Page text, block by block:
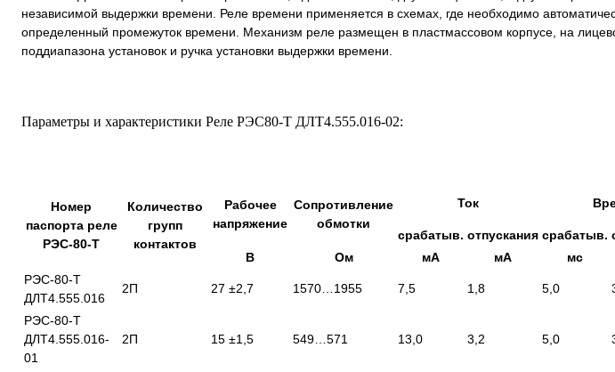
независимой выдержки времени. Реле времени применяется в схемах, где необходимо
определенный промежуток времени. Механизм реле размещен в пластмассовом корпусе, на
поддиапазона установок и ручка установки выдержки времени.
Параметры и характеристики Реле РЭС80-Т ДЛТ4.555.016-02:
Номер
паспорта реле
РЭС-80-Т
Количество
групп
контактов
Рабочее
напряжение
Сопротивление
обмотки
Ток
срабатыв. отпускания срабатыв.
В
Ом мА мА мс
РЭС-80-Т
ДЛТ4.555.016
2П 27 ±2,7 1570…1955 7,5 1,8 5,0
РЭС-80-Т
ДЛТ4.555.016-
01
2П 15 ±1,5 549…571 13,0 3,2 5,0